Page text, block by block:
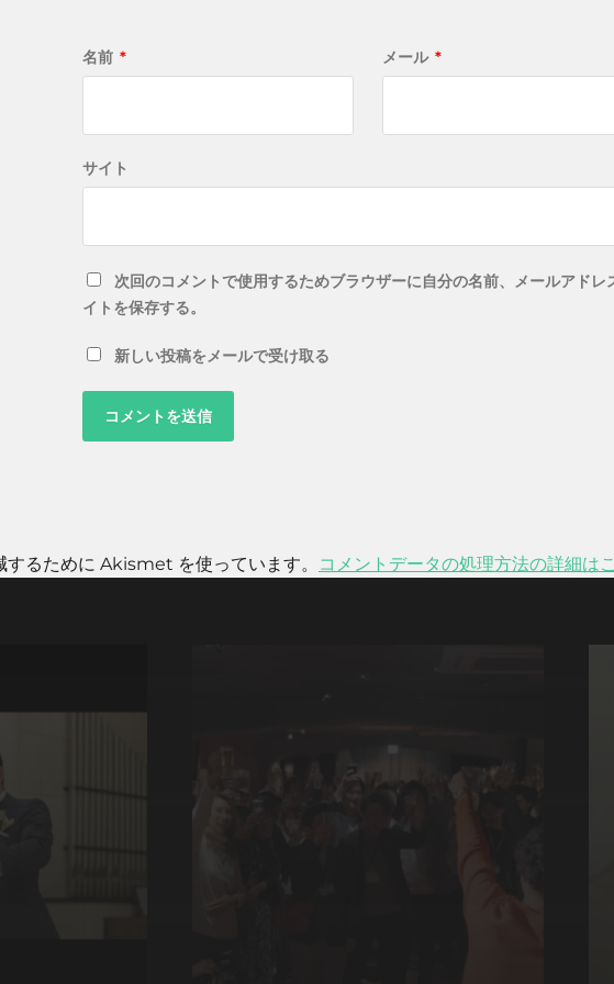
名前 * メール *
サイト
次回のコメントで使用するためブラウザーに自分の名前、メールアドレ
イトを保存する。
新しい投稿をメールで受け取る
するために Akismet を使っています。 コメントデータの処理方法の詳細は